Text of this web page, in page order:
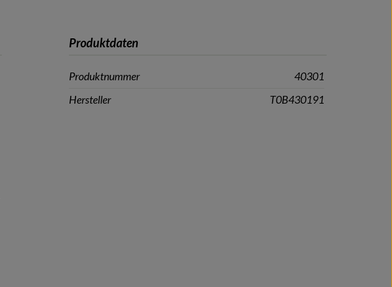
Produktdaten
Produktnummer
40301
Hersteller
T0B430191